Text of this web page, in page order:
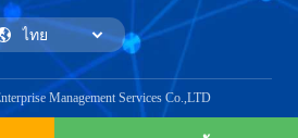
Management Services Co.,LTD